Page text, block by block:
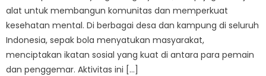
alat untuk membangun komunitas dan memperkuat
kesehatan mental. Di berbagai desa dan kampung di seluruh
Indonesia, sepak bola menyatukan masyarakat,
menciptakan ikatan sosial yang kuat di antara para pemain
dan penggemar. Aktivitas ini […]